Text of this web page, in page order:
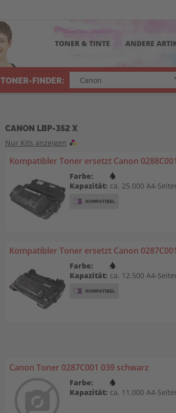
TONER & TINTE ANDERE
TONER-FINDER:
CANON LBP-352 X
Nur Kits anzeigen
Kompatibler Toner ersetzt Canon
Farbe:
Kapazität: ca. 25.000 A4-
Kompatibler Toner ersetzt Canon
Farbe:
Kapazität: ca. 12.500 A4-
Canon Toner 0287C001 039 schwarz
Farbe:
Kapazität: ca. 11.000 A4-